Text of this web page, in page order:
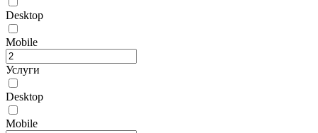
Desktop
Mobile
Услуги
Desktop
Mobile